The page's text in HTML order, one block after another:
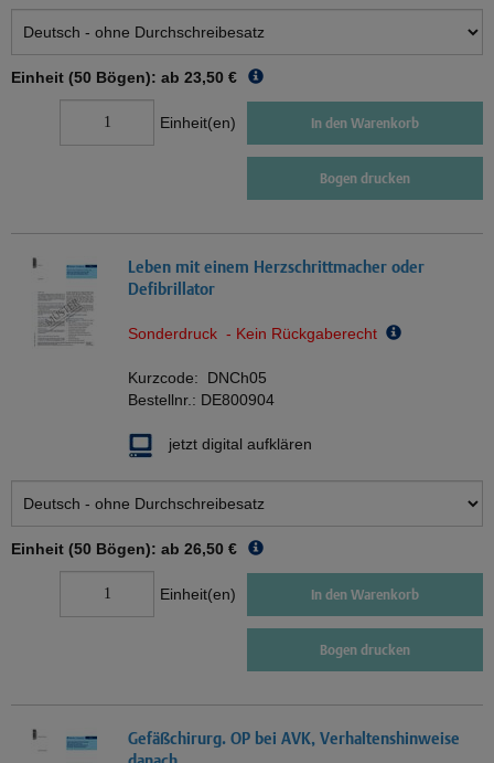
Einheit (50 Bögen): ab 23,50 €
Einheit(en) In den Warenkorb
Bogen drucken
Leben mit einem Herzschrittmacher oder
Defibrillator
Sonderdruck - Kein Rückgaberecht
Kurzcode: DNCh05
Bestellnr.: DE800904
jetzt digital aufklären
Einheit (50 Bögen): ab 26,50 €
Einheit(en) In den Warenkorb
Bogen drucken
Gefäßchirurg. OP bei AVK, Verhaltenshinweise